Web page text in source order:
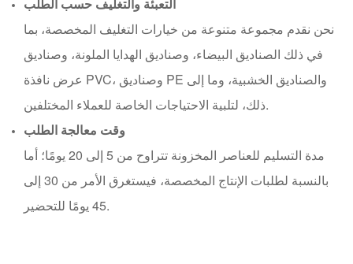
نحن نقدم مجموعة متنوعة من خيارات التغليف المخصصة، بما
في ذلك الصناديق البيضاء، وصناديق الهدايا الملونة، وصناديق
عرض نافذة PVC، وصناديق PE والصناديق الخشبية، وما إلى
ذلك، لتلبية الاحتياجات الخاصة للعملاء المختلفين.
وقت معالجة الطلب
مدة التسليم للعناصر المخزونة تتراوح من 5 إلى 20 يومًا؛ أما
بالنسبة لطلبات الإنتاج المخصصة، فيستغرق الأمر من 30 إلى
45 يومًا للتحضير.